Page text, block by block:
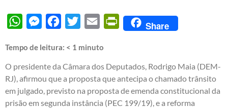
WhatsAppMessengerFacebook
Twitter Email PrintFriendly
Share
Tempo de leitura: < 1 minuto
O presidente da Câmara dos Deputados, Rodrigo Maia (DEM-
RJ), afirmou que a proposta que antecipa o chamado trânsito
em julgado, previsto na proposta de emenda constitucional da
prisão em segunda instância (PEC 199/19), e a reforma